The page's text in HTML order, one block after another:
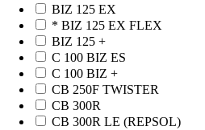
BIZ 125 EX
* BIZ 125 EX FLEX
BIZ 125 +
C 100 BIZ ES
C 100 BIZ +
CB 250F TWISTER
CB 300R
CB 300R LE (REPSOL)